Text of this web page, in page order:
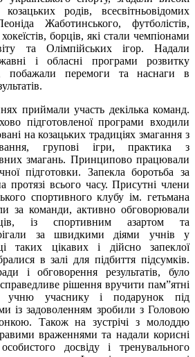
родів, всесвітньовідомих
Жаботинського, футболістів,
борців, які стали чемпіонами
та Олімпійських ігор. Надали
і обласні програми розвитку
побажали перемоги та наснаги в
приймали участь декілька команд.
підготовленої програми входили
на козацьких традиціях змагання з
групові ігри, практика з
змагань. Принципово працювали
підготовки. Запекла боротьба за
протязі всього часу. Присутні члени
спортивного клубу ім. гетьмана
за команди, активно обговорювали
із спортивним азартом та
за швидкими діями учнів у
таких цікавих і дійсно запеклої
в залі для підбиття підсумків.
і обговорення результатів, було
рішення вручити пам”ятні
учню учаснику і подарунок під
із задоволенням зробили з Головою
Також на зустрічі з молоддю
враженнями та надали корисні
досвіду і тренувального